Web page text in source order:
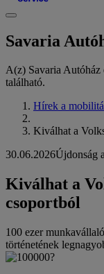
Savaria
A(z) Savaria Autóház
található.
Hírek a
Kiválhat a
30.06.2026Újdonság
Kiválhat a
csoportból
100 ezer
történetének